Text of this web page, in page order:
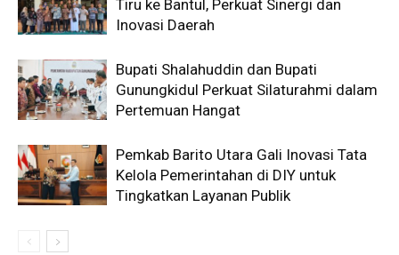
Tiru ke Bantul, Perkuat Sinergi dan
Inovasi Daerah
Bupati Shalahuddin dan Bupati
Gunungkidul Perkuat Silaturahmi dalam
Pertemuan Hangat
Pemkab Barito Utara Gali Inovasi Tata
Kelola Pemerintahan di DIY untuk
Tingkatkan Layanan Publik